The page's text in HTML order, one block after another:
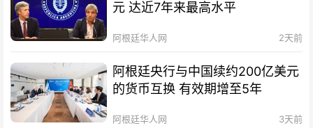
元 达近7年来最高水平
阿根廷华人网 2天前
阿根廷央行与中国续约200亿美元
的货币互换 有效期增至5年
阿根廷华人网 3天前